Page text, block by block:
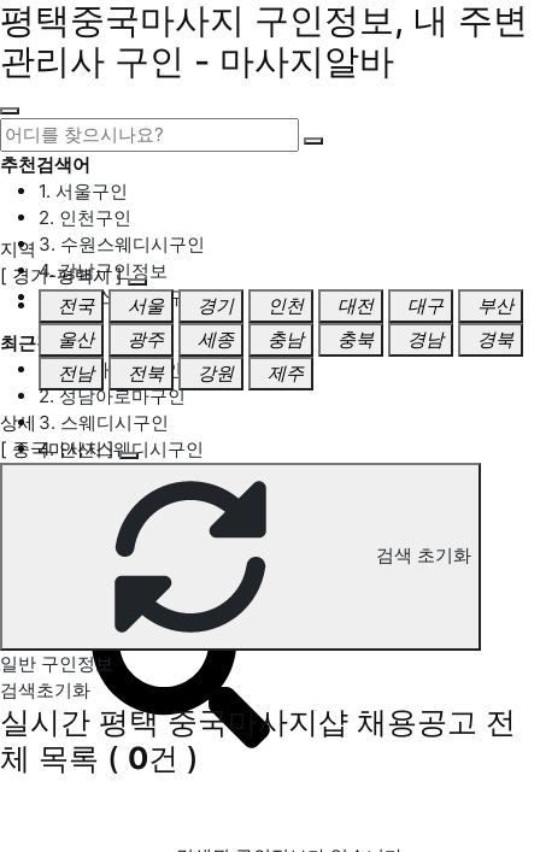
평택중국마사지 구인정보, 내 주변
관리사 구인 - 마사지알바
추천검색어
1. 서울구인
2. 인천구인
3. 수원스웨디시구인
4. 강남구인정보
5. 동탄스웨디시구인
최근검색어
1. 일산마사지구인
2. 성남아로마구인
3. 스웨디시구인
4. 안산스웨디시구인
평택 중국마사지 구인정보
지역
[ 경기-평택시 ]
전국
서울 경기 인천 대전 대구
부산
울산
광주 세종 충남 충북 경남
경북
전남
전북 강원 제주
상세
[ 중국마사지 ]
검색 초기화
일반 구인정보
검색초기화
실시간 평택 중국마사지샵 채용공고 전
체 목록 ( 0건 )